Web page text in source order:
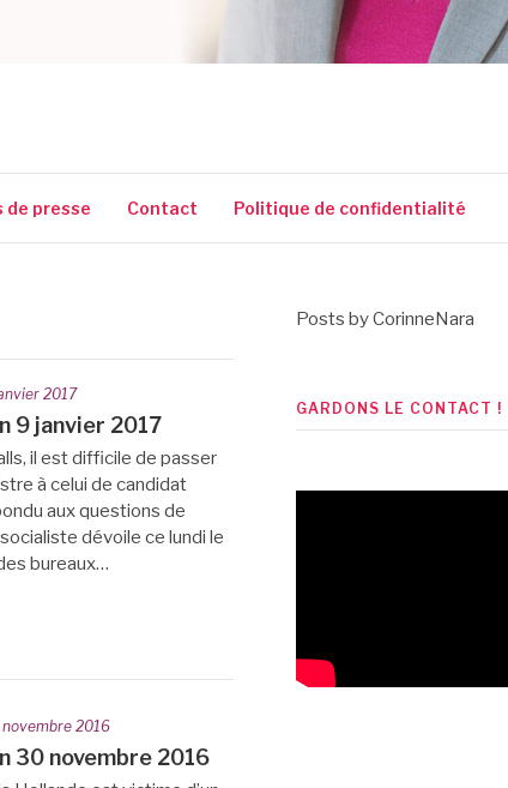
de presse Contact Politique de confidentialité
2017
9 janvier 2017
il est difficile de passer
à celui de candidat
aux questions de
dévoile ce lundi le
bureaux…
2016
30 novembre 2016
Posts by CorinneNara
GARDONS LE CONTACT !